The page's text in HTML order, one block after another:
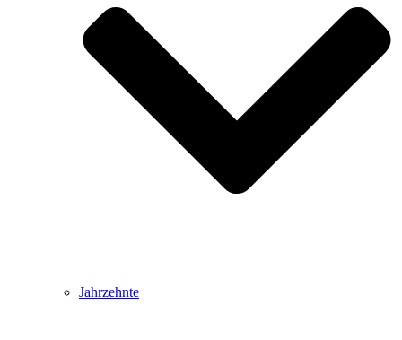
Jahrzehnte